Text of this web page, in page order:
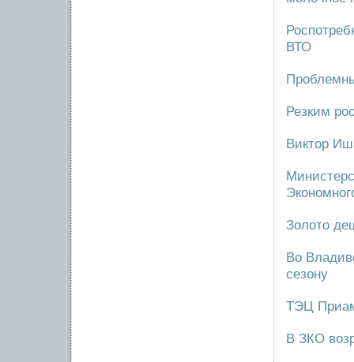
ВТО
Резким
Виктор
Золото
Во
сезону
ТЭЦ
В ЗКО